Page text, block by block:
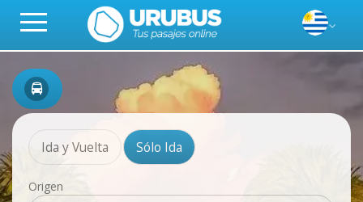
Ida y Vuelta Sólo Ida
Origen